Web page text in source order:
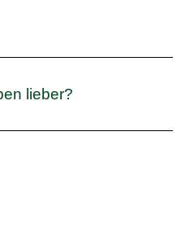
lieber?